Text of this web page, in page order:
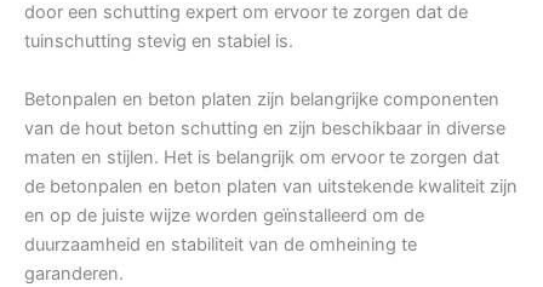
door een schutting expert om ervoor te zorgen dat de
tuinschutting stevig en stabiel is.
Betonpalen en beton platen zijn belangrijke componenten
van de hout beton schutting en zijn beschikbaar in diverse
maten en stijlen. Het is belangrijk om ervoor te zorgen dat
de betonpalen en beton platen van uitstekende kwaliteit zijn
en op de juiste wijze worden geïnstalleerd om de
duurzaamheid en stabiliteit van de omheining te
garanderen.